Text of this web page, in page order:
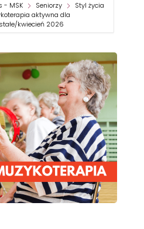
- MSK Seniorzy
Styl życia
aktywna dla
kwiecień 2026